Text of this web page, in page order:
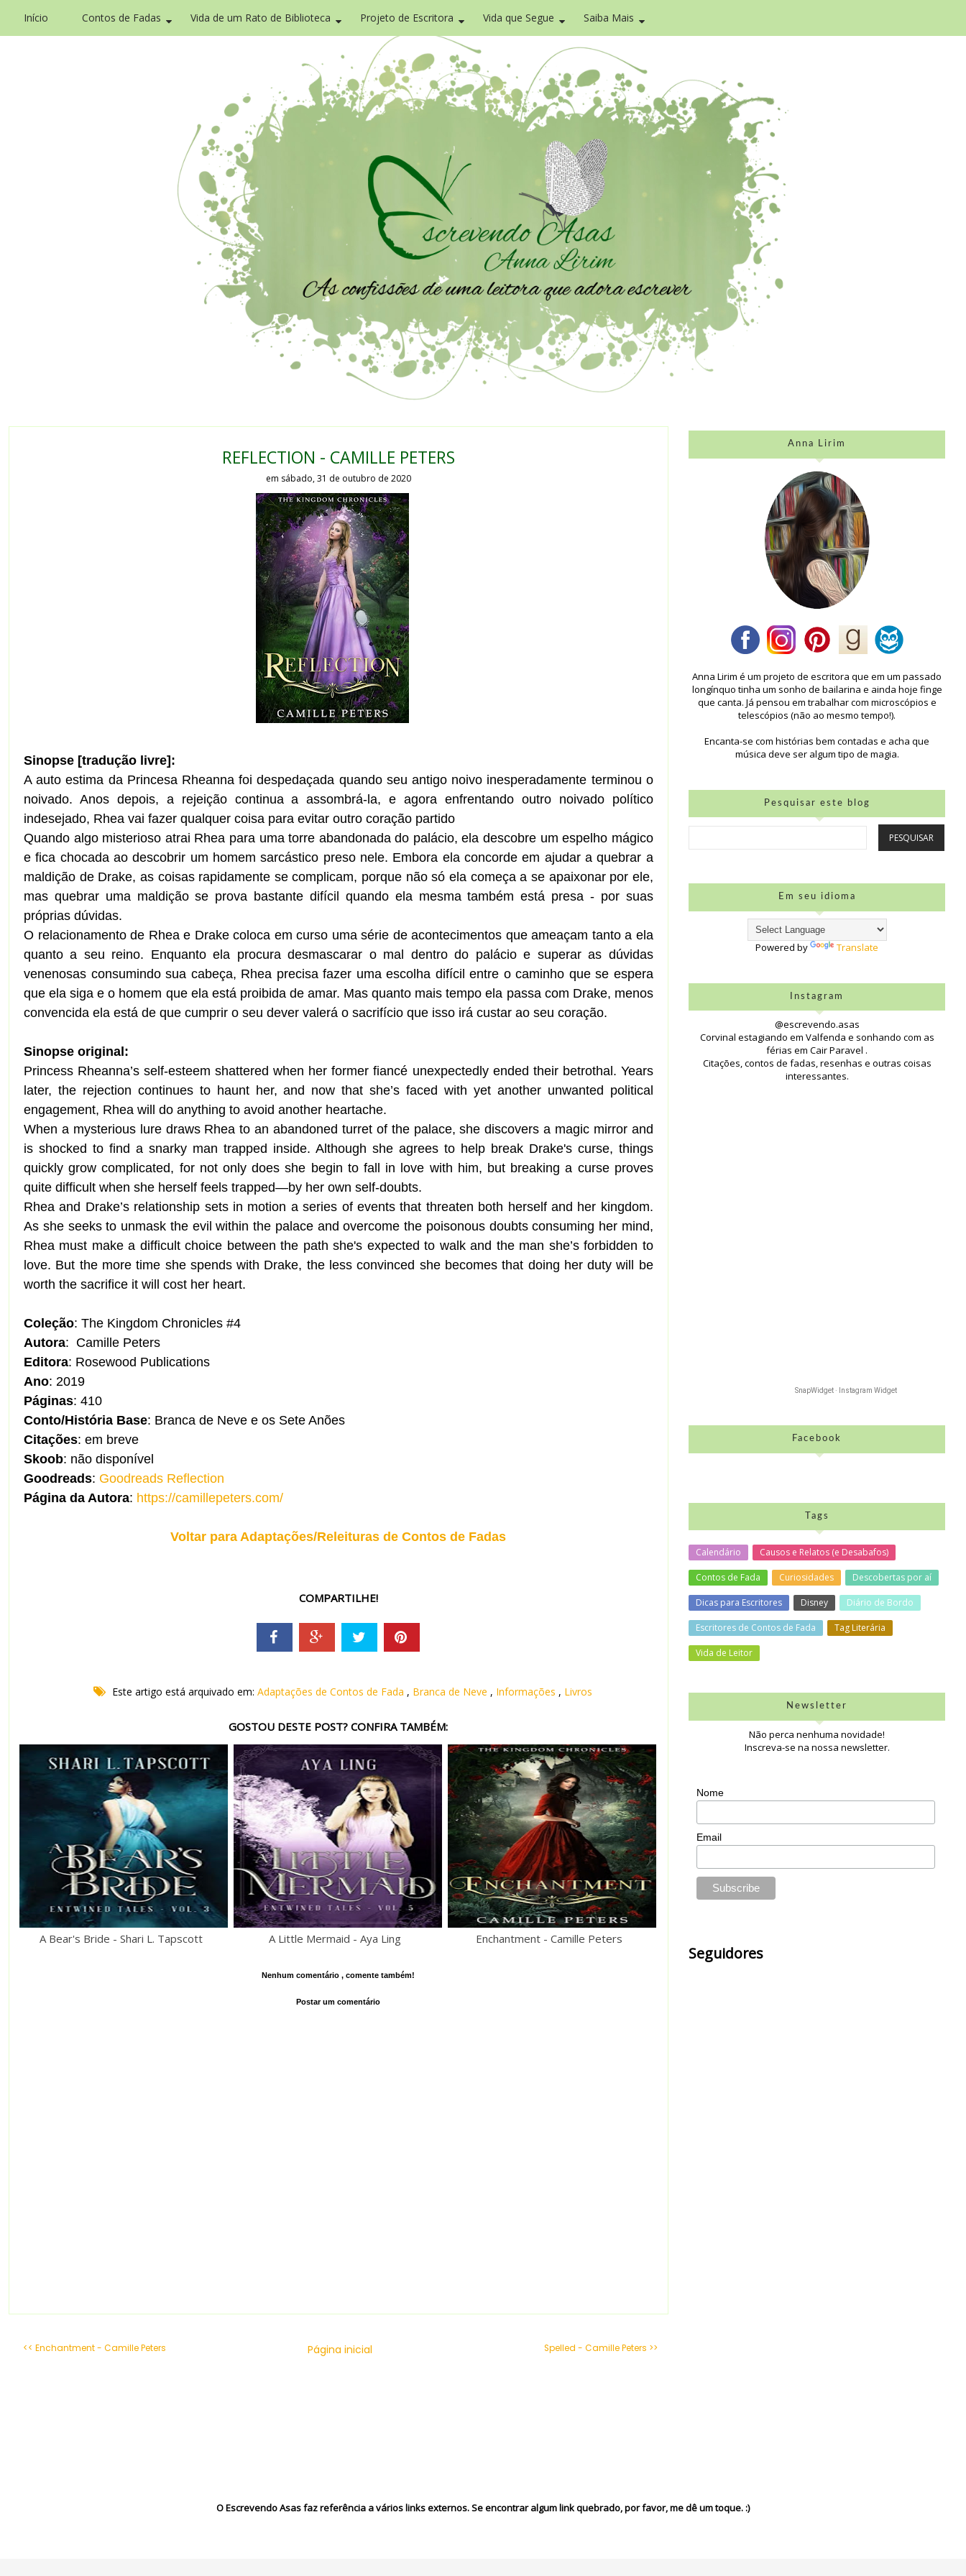
Início Contos de Fadas Vida de um Rato de Biblioteca Projeto de Escritora Vida que Segue Saiba Mais
REFLECTION - CAMILLE PETERS
em sábado, 31 de outubro de 2020
Sinopse [tradução livre]:
A auto estima da Princesa Rheanna foi despedaçada quando seu antigo noivo inesperadamente terminou o
noivado. Anos depois, a rejeição continua a assombrá-la, e agora enfrentando outro noivado político
indesejado, Rhea vai fazer qualquer coisa para evitar outro coração partido
Quando algo misterioso atrai Rhea para uma torre abandonada do palácio, ela descobre um espelho mágico
e fica chocada ao descobrir um homem sarcástico preso nele. Embora ela concorde em ajudar a quebrar a
maldição de Drake, as coisas rapidamente se complicam, porque não só ela começa a se apaixonar por ele,
mas quebrar uma maldição se prova bastante difícil quando ela mesma também está presa - por suas
próprias dúvidas.
O relacionamento de Rhea e Drake coloca em curso uma série de acontecimentos que ameaçam tanto a ela
quanto a seu reino. Enquanto ela procura desmascarar o mal dentro do palácio e superar as dúvidas
venenosas consumindo sua cabeça, Rhea precisa fazer uma escolha difícil entre o caminho que se espera
que ela siga e o homem que ela está proibida de amar. Mas quanto mais tempo ela passa com Drake, menos
convencida ela está de que cumprir o seu dever valerá o sacrifício que isso irá custar ao seu coração.
Sinopse original:
Princess Rheanna’s self-esteem shattered when her former fiancé unexpectedly ended their betrothal. Years
later, the rejection continues to haunt her, and now that she’s faced with yet another unwanted political
engagement, Rhea will do anything to avoid another heartache.
When a mysterious lure draws Rhea to an abandoned turret of the palace, she discovers a magic mirror and
is shocked to find a snarky man trapped inside. Although she agrees to help break Drake's curse, things
quickly grow complicated, for not only does she begin to fall in love with him, but breaking a curse proves
quite difficult when she herself feels trapped—by her own self-doubts.
Rhea and Drake’s relationship sets in motion a series of events that threaten both herself and her kingdom.
As she seeks to unmask the evil within the palace and overcome the poisonous doubts consuming her mind,
Rhea must make a difficult choice between the path she's expected to walk and the man she’s forbidden to
love. But the more time she spends with Drake, the less convinced she becomes that doing her duty will be
worth the sacrifice it will cost her heart.
Coleção: The Kingdom Chronicles #4
Autora: Camille Peters
Editora: Rosewood Publications
Ano: 2019
Páginas: 410
Conto/História Base: Branca de Neve e os Sete Anões
Citações: em breve
Skoob: não disponível
Goodreads: Goodreads Reflection
Página da Autora: https://camillepeters.com/
Voltar para Adaptações/Releituras de Contos de Fadas
COMPARTILHE!
Este artigo está arquivado em: Adaptações de Contos de Fada , Branca de Neve , Informações , Livros
GOSTOU DESTE POST? CONFIRA TAMBÉM:
A Bear's Bride - Shari L. Tapscott A Little Mermaid - Aya Ling Enchantment - Camille Peters
Nenhum comentário , comente também!
Postar um comentário
<< Enchantment - Camille Peters Spelled - Camille Peters >>
Página inicial
Anna Lirim
Anna Lirim é um projeto de escritora que em um passado
longínquo tinha um sonho de bailarina e ainda hoje finge
que canta. Já pensou em trabalhar com microscópios e
telescópios (não ao mesmo tempo!).
Encanta-se com histórias bem contadas e acha que
música deve ser algum tipo de magia.
Pesquisar este blog
Em seu idioma
Powered by Translate
Instagram
@escrevendo.asas
Corvinal estagiando em Valfenda e sonhando com as
férias em Cair Paravel .
Citações, contos de fadas, resenhas e outras coisas
interessantes.
SnapWidget · Instagram Widget
Facebook
Tags
Calendário Causos e Relatos (e Desabafos)
Contos de Fada Curiosidades Descobertas por aí
Dicas para Escritores Disney Diário de Bordo
Escritores de Contos de Fada Tag Literária
Vida de Leitor
Newsletter
Não perca nenhuma novidade!
Inscreva-se na nossa newsletter.
Nome
Email
Seguidores
O Escrevendo Asas faz referência a vários links externos. Se encontrar algum link quebrado, por favor, me dê um toque. :)